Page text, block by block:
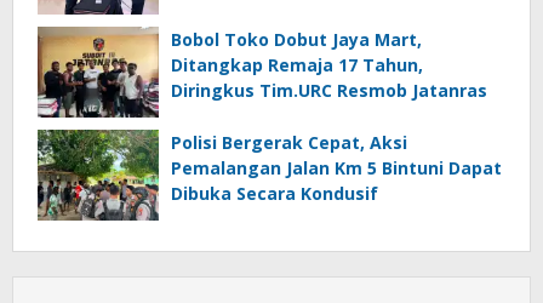
Bobol Toko Dobut Jaya Mart,
Ditangkap Remaja 17 Tahun,
Diringkus Tim.URC Resmob Jatanras
Polisi Bergerak Cepat, Aksi
Pemalangan Jalan Km 5 Bintuni Dapat
Dibuka Secara Kondusif